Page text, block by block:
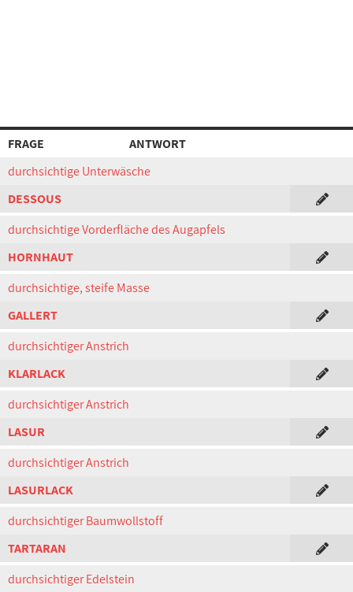
FRAGE
ANTWORT
durchsichtige Unterwäsche
DESSOUS
durchsichtige Vorderfläche des Augapfels
HORNHAUT
durchsichtige, steife Masse
GALLERT
durchsichtiger Anstrich
KLARLACK
durchsichtiger Anstrich
LASUR
durchsichtiger Anstrich
LASURLACK
durchsichtiger Baumwollstoff
TARTARAN
durchsichtiger Edelstein